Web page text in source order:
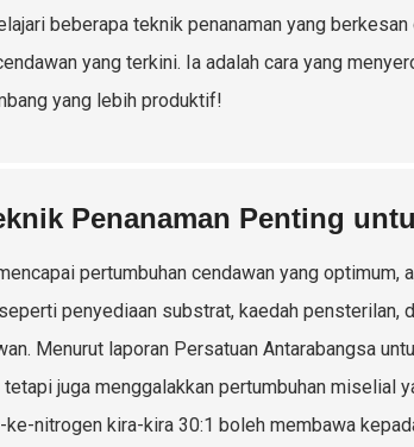
beberapa teknik penanaman yang
yang terkini. Ia adalah cara yang
yang lebih produktif!
Penanaman Penting
pertumbuhan cendawan yang
penyediaan substrat, kaedah pensterilan,
Menurut laporan Persatuan Antarabangsa
tetapi juga menggalakkan pertumbuhan miselial
ke-nitrogen kira-kira 30:1 boleh membawa